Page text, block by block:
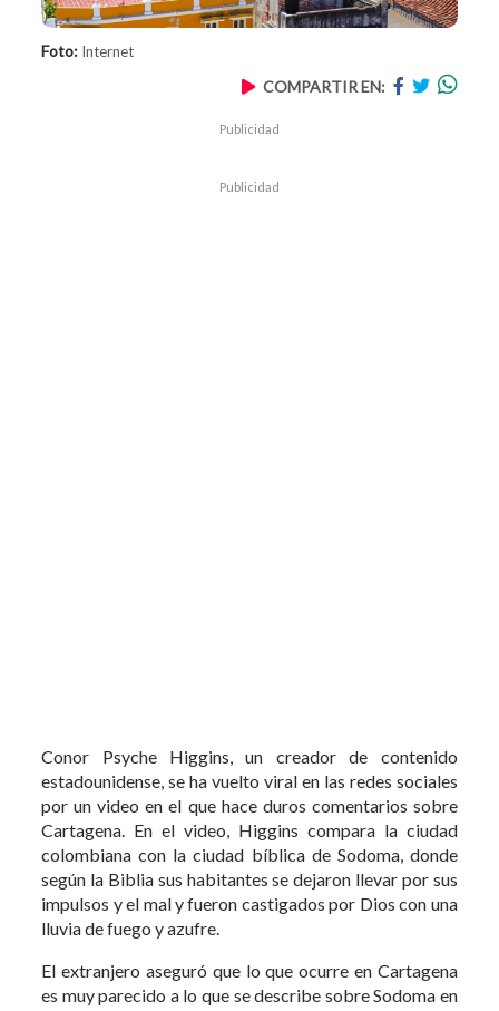
Foto: Internet
COMPARTIR EN:
Publicidad
Publicidad
Conor Psyche Higgins, un creador de contenido
estadounidense, se ha vuelto viral en las redes sociales
por un video en el que hace duros comentarios sobre
Cartagena. En el video, Higgins compara la ciudad
colombiana con la ciudad bíblica de Sodoma, donde
según la Biblia sus habitantes se dejaron llevar por sus
impulsos y el mal y fueron castigados por Dios con una
lluvia de fuego y azufre.
El extranjero aseguró que lo que ocurre en Cartagena
es muy parecido a lo que se describe sobre Sodoma en